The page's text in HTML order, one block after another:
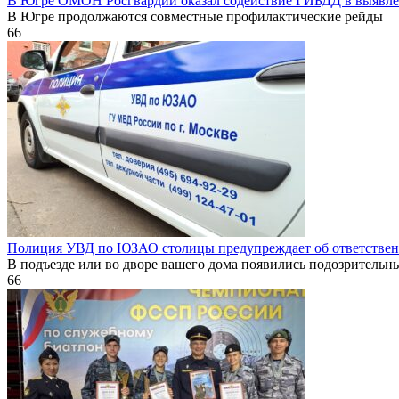
В Югре продолжаются совместные профилактические рейды
66
Полиция УВД по ЮЗАО столицы предупреждает об
В подъезде или во дворе вашего дома появились
66